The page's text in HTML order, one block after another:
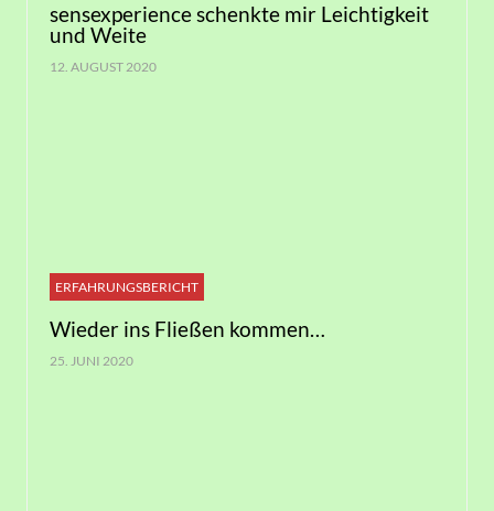
sensexperience schenkte mir Leichtigkeit
und Weite
12. AUGUST 2020
ERFAHRUNGSBERICHT
Wieder ins Fließen kommen…
25. JUNI 2020